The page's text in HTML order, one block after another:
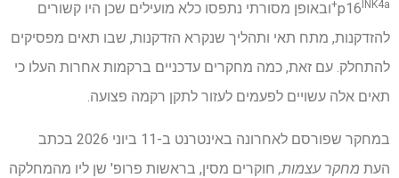
p16 INK4a+
ובאופן מסורתי נתפסו כלא מועילים שכן היו קשורים
להזדקנות, מתח תאי ותהליך שנקרא הזדקנות, שבו תאים מפסיקים
להתחלק. עם זאת, כמה מחקרים עדכניים ברקמות אחרות העלו כי
תאים אלה עשויים לפעמים לעזור לתקן רקמה פצועה.
במחקר שפורסם לאחרונה באינטרנט ב-11 ביוני 2026 בכתב
העת מחקר עצמות, חוקרים מסין, בראשות פרופ' שן ליו מהמחלקה